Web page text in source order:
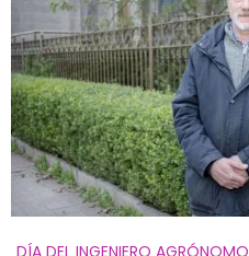
DÍA DEL INGENIERO AGRÓNOMO